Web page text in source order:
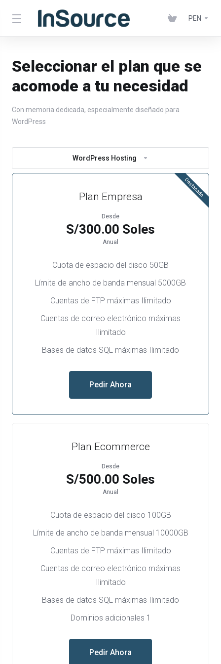
PEN
Seleccionar el plan que se
acomode a tu necesidad
Con memoria dedicada, especialmente diseñado para
WordPress
WordPress Hosting
Destacado
Plan Empresa
Desde
S/300.00 Soles
Anual
Cuota de espacio del disco 50GB
Límite de ancho de banda mensual 5000GB
Cuentas de FTP máximas Ilimitado
Cuentas de correo electrónico máximas
Ilimitado
Bases de datos SQL máximas Ilimitado
Pedir Ahora
Plan Ecommerce
Desde
S/500.00 Soles
Anual
Cuota de espacio del disco 100GB
Límite de ancho de banda mensual 10000GB
Cuentas de FTP máximas Ilimitado
Cuentas de correo electrónico máximas
Ilimitado
Bases de datos SQL máximas Ilimitado
Dominios adicionales 1
Pedir Ahora